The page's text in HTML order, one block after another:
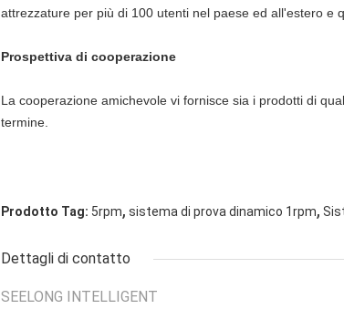
attrezzature per più di 100 utenti nel paese ed all'estero e
Prospettiva di cooperazione
La cooperazione amichevole vi fornisce sia i prodotti di
termine.
Prodotto Tag: 5rpm, sistema di prova dinamico 1rpm,
Dettagli di contatto
SEELONG INTELLIGENT